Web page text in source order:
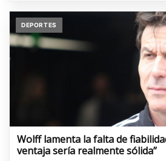
DEPORTES
Wolff lamenta la falta de
ventaja sería realmente sólida”